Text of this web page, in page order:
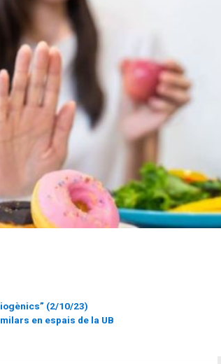
(2/10/23)
en espais de la UB